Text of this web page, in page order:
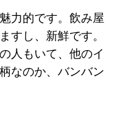
力的です。飲み屋
すし、新鮮です。
人もいて、他のイ
なのか、バンバン